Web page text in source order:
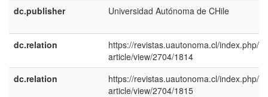
dc.publisher
Universidad Autónoma de CHile
dc.relation
https://revistas.uautonoma.cl/index.php/
article/view/2704/1814
dc.relation
https://revistas.uautonoma.cl/index.php/
article/view/2704/1815